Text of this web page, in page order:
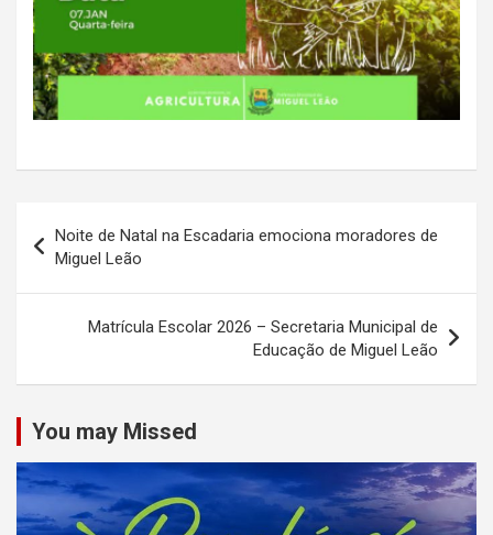
de
Post
Noite de Natal na Escadaria emociona moradores de
Miguel Leão
Matrícula Escolar 2026 – Secretaria Municipal de
Educação de Miguel Leão
You may Missed